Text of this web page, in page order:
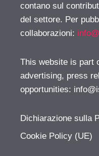
contano sul
del settore. Per
collaborazioni:
This website is part
advertising, press
opportunities:
Dichiarazione sulla
Cookie Policy (UE)